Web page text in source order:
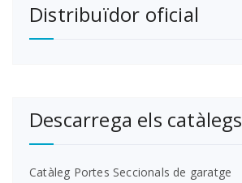
Distribuïdor oficial
Descarrega els catàlegs
Catàleg Portes Seccionals de garatge